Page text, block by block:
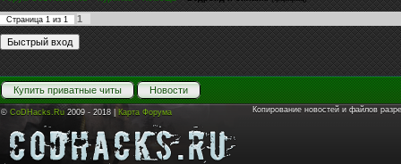
Страница 1 из 1 1
Купить приватные читы Новости
© CoDHacks.Ru 2009 - 2018 | Карта Форума Копирование новостей и файлов